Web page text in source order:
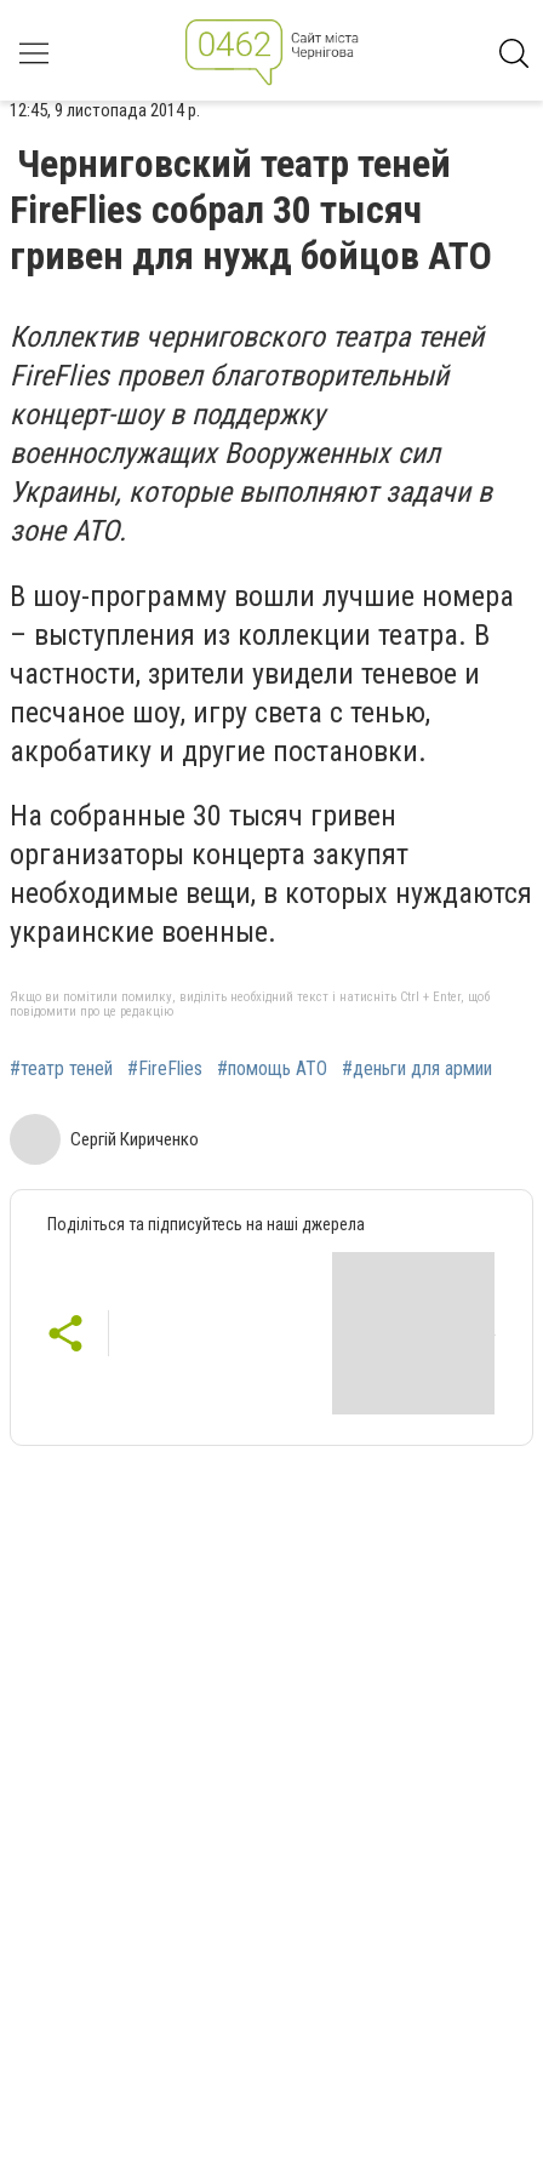
12:45, 9 листопада 2014 р.
Черниговский театр теней
FireFlies собрал 30 тысяч
гривен для нужд бойцов АТО
Коллектив черниговского театра теней
FireFlies провел благотворительный
концерт-шоу в поддержку
военнослужащих Вооруженных сил
Украины, которые выполняют задачи в
зоне АТО.
В шоу-программу вошли лучшие номера
– выступления из коллекции театра. В
частности, зрители увидели теневое и
песчаное шоу, игру света с тенью,
акробатику и другие постановки.
На собранные 30 тысяч гривен
организаторы концерта закупят
необходимые вещи, в которых нуждаются
украинские военные.
Якщо ви помітили помилку, виділіть необхідний текст і натисніть Ctrl + Enter, щоб
повідомити про це редакцію
#театр теней #FireFlies #помощь АТО #деньги для армии
Сергій Кириченко
Поділіться та підписуйтесь на наші джерела